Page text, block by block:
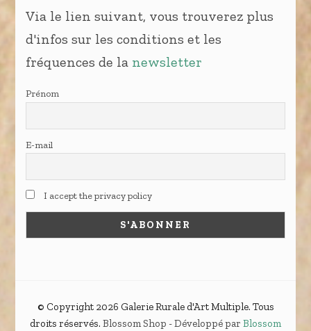
Via le lien suivant, vous trouverez plus
d'infos sur les conditions et les
fréquences de la newsletter
Prénom
E-mail
I accept the privacy policy
© Copyright 2026 Galerie Rurale d'Art Multiple. Tous
droits réservés. Blossom Shop - Développé par Blossom